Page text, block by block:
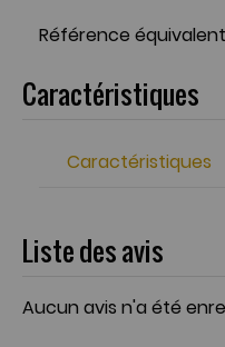
Référence
Caractéristiques
Caractéristiques
Liste des avis
Aucun avis n'a été